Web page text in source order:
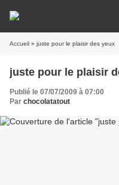
Accueil » juste pour le plaisir des yeux
juste pour le plaisir
Publié le 07/07/2009 à 07:00
Par chocolatatout